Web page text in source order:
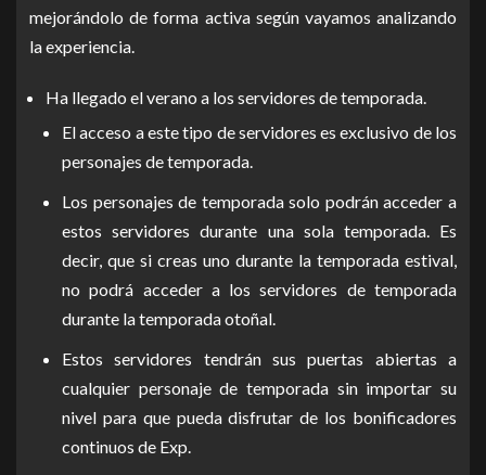
mejorándolo de forma activa según vayamos analizando
la experiencia.
Ha llegado el verano a los servidores de temporada.
El acceso a este tipo de servidores es exclusivo de los
personajes de temporada.
Los personajes de temporada solo podrán acceder a
estos servidores durante una sola temporada. Es
decir, que si creas uno durante la temporada estival,
no podrá acceder a los servidores de temporada
durante la temporada otoñal.
Estos servidores tendrán sus puertas abiertas a
cualquier personaje de temporada sin importar su
nivel para que pueda disfrutar de los bonificadores
continuos de Exp.